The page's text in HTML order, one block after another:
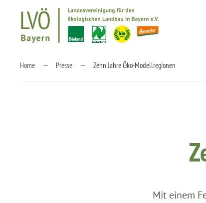
Zum Hauptinhalt springen
Home Presse Zehn Jahre Öko-Modellregionen
Mit einem